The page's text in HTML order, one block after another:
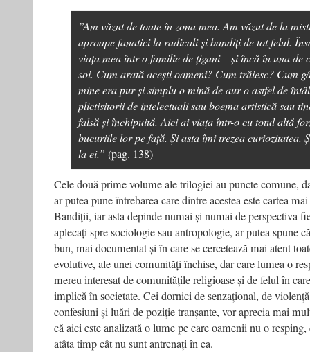
”Am văzut de toate în zona mea. Am văzut de la
aproape fanatici la radicali și bandiți de tot felul.
viața mea într-o familie de țigani – și încă în una de
soi. Cum arată acești oameni? Cum trăiesc? Cum
mine era pur și simplu o mină de aur o astfel de
plictisitorii de intelectuali sau boema artistică sau
falsă și închipuită. Aici ai viața într-o cu totul altă
bucuriile lor pe față. Și asta îmi trezea curiozitatea.
la ei.” (pag. 138)
Cele două prime volume ale trilogiei au puncte comune,
ar putea pune întrebarea care dintre acestea este cartea
Bandiții, iar asta depinde numai și numai de perspectiva
aplecați spre sociologie sau antropologie, ar putea spune
bun, mai documentat și în care se cercetează mai atent
evolutive, ale unei comunități închise, dar care lumea o
mereu interesat de comunitățile religioase și de felul în
implică în societate. Cei dornici de senzațional, de
confesiuni și luări de poziție tranșante, vor aprecia mai
că aici este analizată o lume pe care oamenii nu o
atâta timp cât nu sunt antrenați în ea.